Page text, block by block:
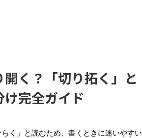
く？「切り拓く」と
け完全ガイド
く」と読むため、書くときに迷いやすい